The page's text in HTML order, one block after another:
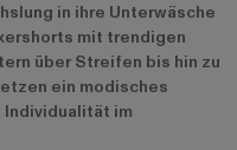
in ihre Unterwäsche
mit trendigen
über Streifen bis hin zu
ein modisches
Individualität im